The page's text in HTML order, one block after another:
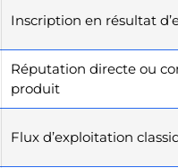
Inscription en résultat
Réputation directe ou
produit
Flux d’exploitation